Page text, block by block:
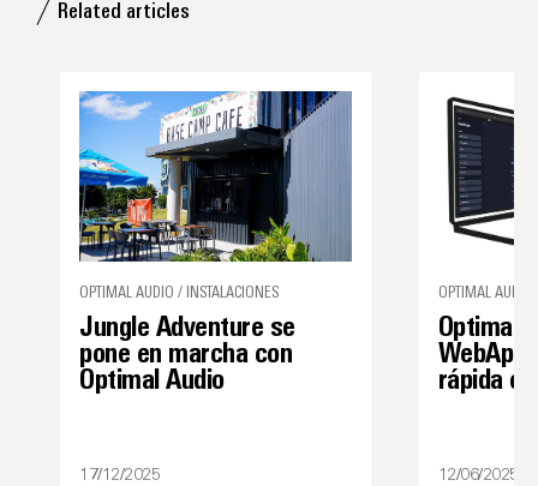
Related articles
OPTIMAL AUDIO / INSTALACIONES
Jungle Adventure se
pone en marcha con
Optimal Audio
17/12/2025
OPTIMAL AUDIO
Optimal
WebApp
rápida e
12/06/2025